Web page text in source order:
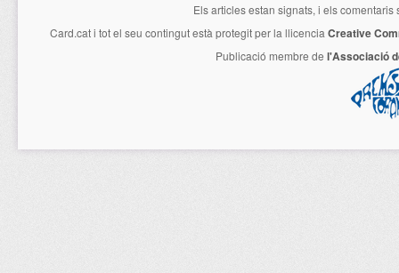
Els articles estan signats, i els
Card.cati tot el seu contingut està protegit per la llicencia Creative
Publicació membre de l'Associació